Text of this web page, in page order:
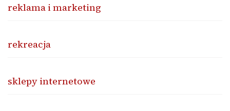
reklama i marketing
rekreacja
sklepy internetowe